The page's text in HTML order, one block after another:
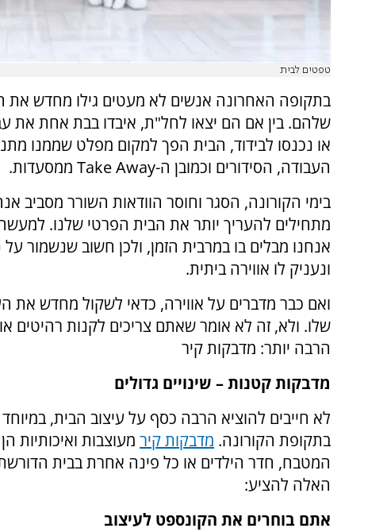
טפטים לבית
בתקופה האחרונה אנשים לא מעטים גילו מחדש את
שלהם. בין אם הם יצאו לחל"ת, איבדו בבת אחת את
או נכנסו לבידוד, הבית הפך למקום מפלט שממנו
העבודה, הסידורים וכמובן ה-Take Away ממסעדות.
בימי הקורונה, הסגר וחוסר הוודאות השורר מסביב
מתחילים להעריך יותר את הבית הפרטי שלנו.
אנחנו מבלים בו במרבית הזמן, ולכן חשוב שנשמור על
ונעניק לו אווירה ביתית.
ואם כבר מדברים על אווירה, כדאי לשקול מחדש את
שלו. ולא, זה לא אומר שאתם צריכים לקנות רהיטים
הרבה יותר: מדבקות קיר
מדבקות קטנות – שינויים גדולים
לא חייבים להוציא הרבה כסף על עיצוב הבית,
בתקופת הקורונה. מדבקות קיר מעוצבות ואיכותיות
המטבח, חדר הילדים או כל פינה אחרת בבית
האלה להציע:
אתם בוחרים את הקונספט לעיצוב